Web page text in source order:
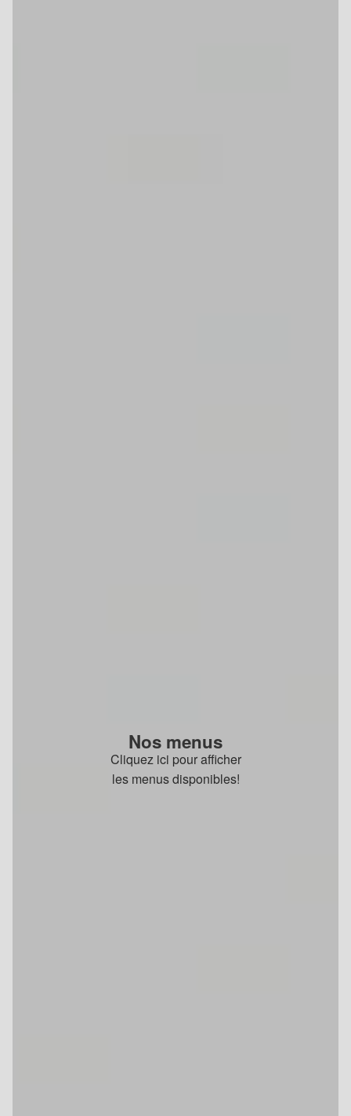
Nos menus
Cliquez ici pour afficher
les menus disponibles!